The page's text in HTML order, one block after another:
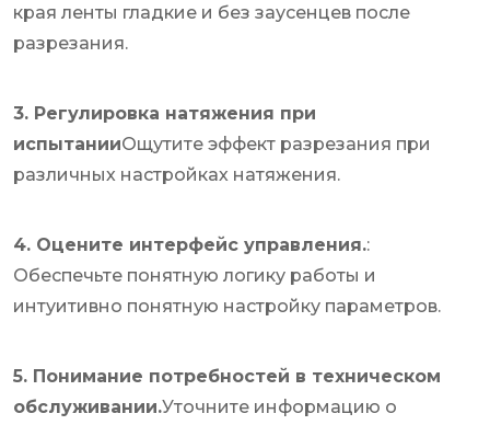
края ленты гладкие и без заусенцев после
разрезания.
3. Регулировка натяжения при
испытанииОщутите эффект разрезания при
различных настройках натяжения.
4. Оцените интерфейс управления.:
Обеспечьте понятную логику работы и
интуитивно понятную настройку параметров.
5. Понимание потребностей в техническом
обслуживании.Уточните информацию о